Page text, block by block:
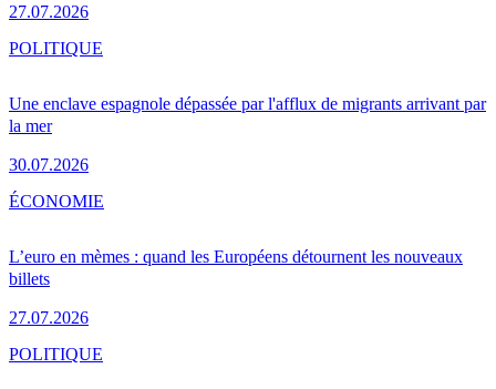
27.07.2026
Une enclave espagnole dépassée par l'afflux de migrants arrivant par
la mer
30.07.2026
POLITIQUE
L’euro en mèmes : quand les Européens détournent les nouveaux
billets
27.07.2026
ÉCONOMIE
POLITIQUE